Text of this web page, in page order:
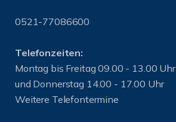
0521-77086600
Telefonzeiten:
Montag bis Freitag 09.00 - 13.00 Uhr
und Donnerstag 14.00 - 17.00 Uhr
Weitere Telefontermine